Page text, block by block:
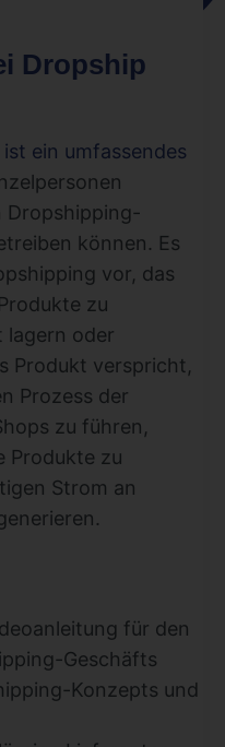
Dropship
ein umfassendes
Dropshipping-
können. Es
vor, das
zu
lagern oder
Produkt verspricht,
Prozess der
zu führen,
Produkte zu
Strom an
für den
Geschäfts
Konzepts und